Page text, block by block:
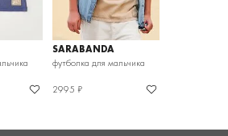
SARABANDA
футболка для мальчика
2995 ₽